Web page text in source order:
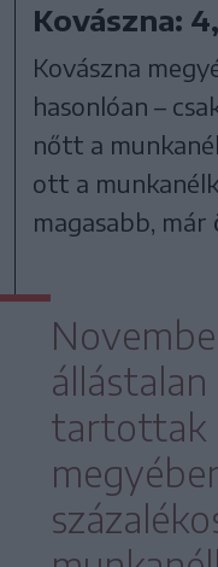
Kovászna:
Kovászna
hasonlóan –
nőtt a
ott a
magasabb, már
tartottak